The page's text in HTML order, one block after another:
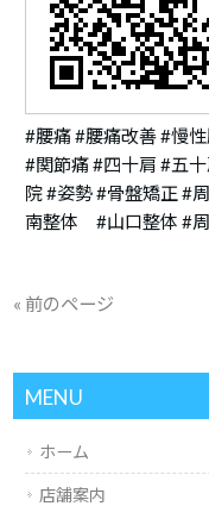
#腰痛 #腰痛改善 #慢
#関節痛 #四十肩 #五
院 #姿勢 #骨盤矯正
南整体 #山口整体 #
« 前のページ
MENU
ホーム
店舗案内